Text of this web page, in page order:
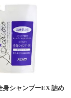
身シャンプーEX 詰め